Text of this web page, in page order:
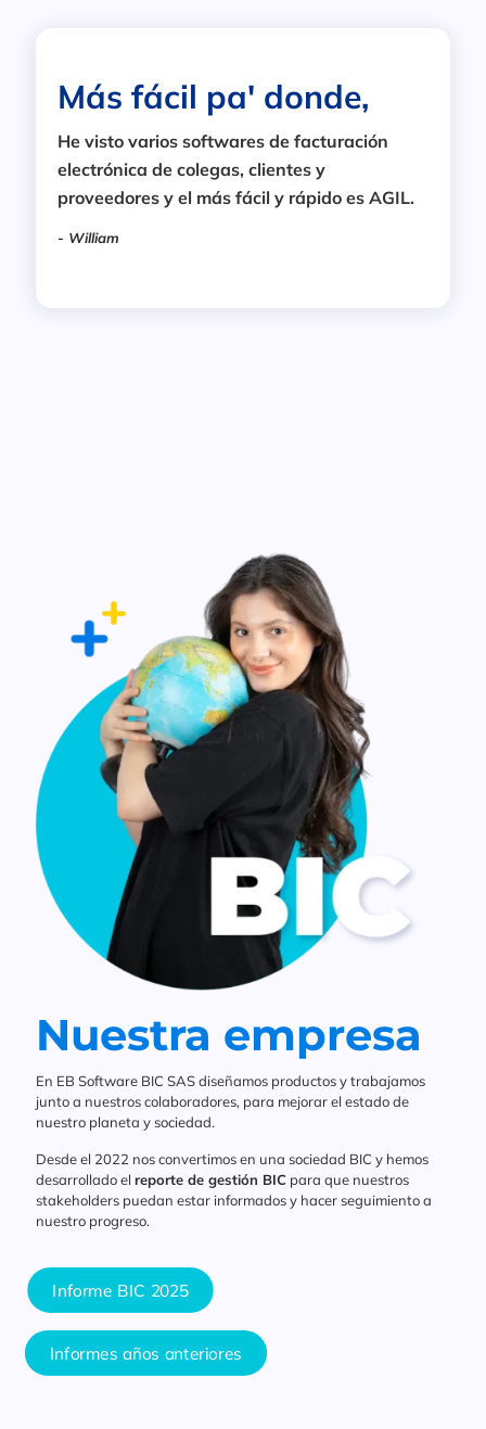
Más fácil pa' donde,
He visto varios softwares de facturación
electrónica de colegas, clientes y
proveedores y el más fácil y rápido es AGIL.
- William
Nuestra empresa
En EB Software BIC SAS diseñamos productos y trabajamos
junto a nuestros colaboradores, para mejorar el estado de
nuestro planeta y sociedad.
Desde el 2022 nos convertimos en una sociedad BIC y hemos
desarrollado el reporte de gestión BIC para que nuestros
stakeholders puedan estar informados y hacer seguimiento a
nuestro progreso.
Informe BIC 2025
Informes años anteriores